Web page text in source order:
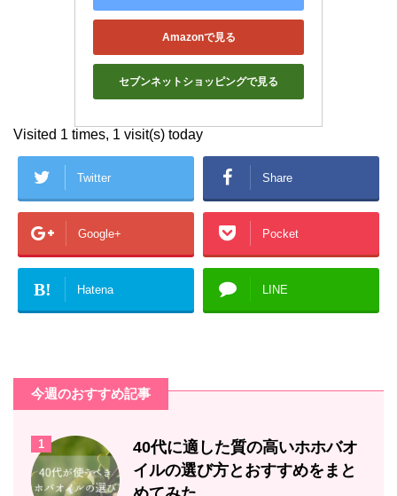
Amazonで見る
セブンネットショッピングで見る
Visited 1 times, 1 visit(s) today
Twitter Share
Google+ Pocket
B! Hatena LINE
今週のおすすめ記事
1
40代に適した質の高いホホバオ
イルの選び方とおすすめをまと